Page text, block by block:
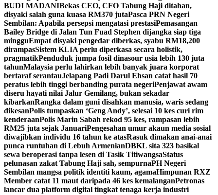
BUDI MADANIBekas CEO, CFO Tabung Haji ditahan,
disyaki salah guna kuasa RM370 jutaPasca PRN Negeri
Sembilan: Apabila persepsi mengatasi prestasiPemasangan
Bailey Bridge di Jalan Tun Fuad Stephen dijangka siap tiga
mingguEmpat disyaki pengedar diberkas, syabu RM18,200
dirampasSistem KLIA perlu diperkasa secara holistik,
pragmatikPenduduk jumpa fosil dinasour usia lebih 130 juta
tahunMalaysia perlu lahirkan lebih banyak juara korporat
bertaraf serantauJelapang Padi Darul Ehsan catat hasil 70
peratus lebih tinggi berbanding purata negeriPenjawat awam
diseru hayati nilai Jalur Gemilang, bukan sekadar
kibarkanRangka dalam guni disahkan manusia, waris sedang
dikesanPolis tumpaskan ‘Geng Andy’, selesai 10 kes curi rim
kenderaanPolis Marin Sabah rekod 95 kes, rampasan lebih
RM25 juta sejak JanuariPengesahan umur akaun media sosial
diwajibkan individu 16 tahun ke atasRasuk dimakan anai-anai
punca runtuhan di Lebuh ArmenianDBKL sita 323 basikal
sewa beroperasi tanpa lesen di Tasik TitiwangsaStatus
pelunasan zakat Tabung Haji sah, sempurnaPH Negeri
Sembilan mangsa politik identiti kaum, agamaHimpunan RXZ
Member catat 11 maut daripada 46 kes kemalanganPetronas
lancar dua platform digital tingkat tenaga kerja industri